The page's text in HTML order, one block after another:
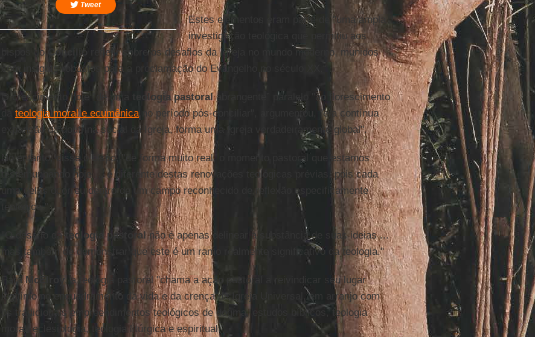
Tweet
Estes elementos eram parte de "uma ampla
investigação teológica que permitiu aos
bispos do Concílio
refletir sobre os desafios da Igreja no mundo moderno, munidos
com insights robustos para a proclamação do Evangelho no século XX."
O crescimento hoje “de uma teologia pastoralabrangente” paralelo "ao florescimento
teologia moral e ecumênicano período pós-conciliar", argumentou, "e a contínua
expansão da doutrina social da Igreja, forma uma Igreja verdadeiramente global".
No entanto, disse o bispo, "de forma muito real, o momento pastoral que estamos
testemunhando hoje ... é diferente destas renovações teológicas prévias, pois cada
uma delas ocorreu dentro de um campo reconhecido de reflexão especificamente
teológico."
"O desafio da teologia pastoralnão é apenas delinear a substância de suas ideias ...
mas também de demonstrar que este é um ramo realmente significativo da teologia."
ParaMcElroy, a teologia pastoral "chama a ação pastoral a reivindicar seu lugar
legítimo no enquadramento da vida e da crença da Igreja Universal, em arranjo com
os tradicionais empreendimentos teológicos de dogma, estudos bíblicos, teologia
moral, eclesiologia, teologia litúrgica e espiritual."